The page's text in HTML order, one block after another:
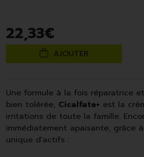
22,33€
AJOUTER
Une formule à la fois réparatrice
bien tolérée, Cicalfate+ est la
irritations de toute la famille.
immédiatement apaisante, grâce
unique d'actifs :